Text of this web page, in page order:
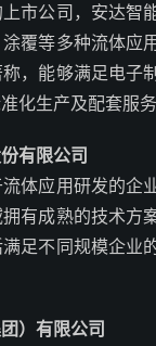
市公司，安达智
覆等多种流体应
，能够满足电子
化生产及配套服
有限公司
体应用研发的企
有成熟的技术方
足不同规模企
）有限公司